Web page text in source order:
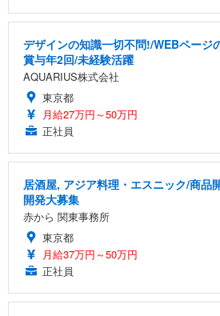
デザインの知識一切不問!/WEBページ
賞与年2回/未経験活躍
AQUARIUS株式会社
東京都
月給27万円～50万円
正社員
居酒屋, アジア料理・エスニック/商品
開発大募集
赤から 関東事務所
東京都
月給37万円～50万円
正社員